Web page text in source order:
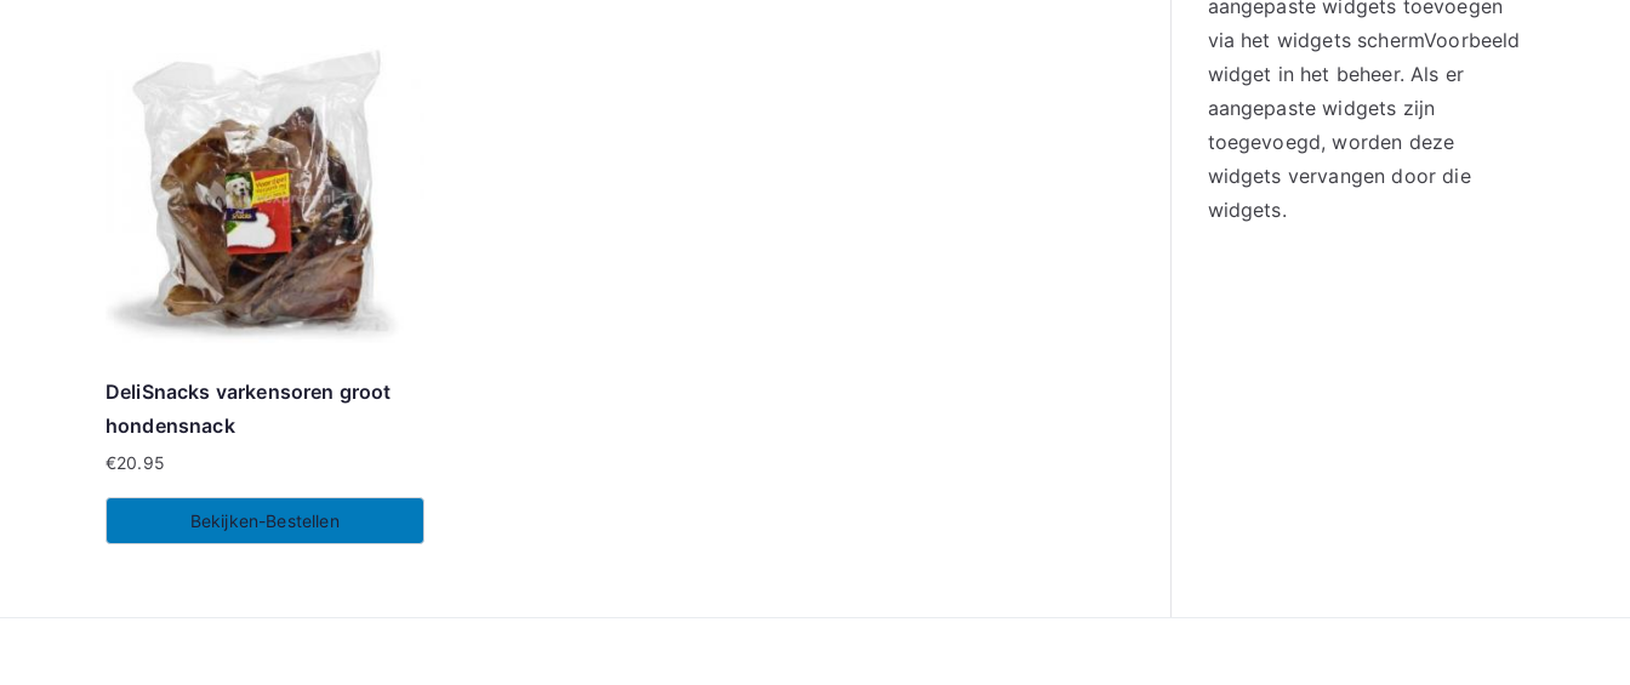
DeliSnacks varkensoren groot
hondensnack
€20.95
Bekijken-Bestellen
aangepaste widgets toevoegen
via het widgets schermVoorbeeld
widget in het beheer. Als er
aangepaste widgets zijn
toegevoegd, worden deze
widgets vervangen door die
widgets.